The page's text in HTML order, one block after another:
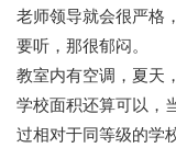
老师领导就会很严格
要听，那很郁闷。
教室内有空调，夏天
学校面积还算可以，
过相对于同等级的学